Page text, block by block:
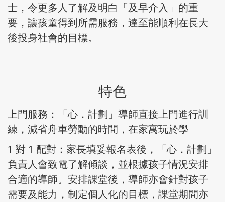
士，令更多人了解及明白「及早介入」的重
要，讓孩童得到所需服務，達至能順利在長大
後投身社會的目標。
特色
上門服務：「心．計劃」導師直接上門進行訓
練，減省舟車勞動的時間，在家寓玩於學
1 對 1 配對：家長填妥報名表後，「心．計劃」
負責人會致電了解傾談，並根據孩子情況安排
合適的導師。安排課堂後，導師亦會針對孩子
需要及能力，制定個人化的目標，課堂期間亦